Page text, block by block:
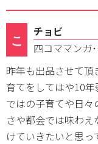
こ
チョビ
四コママンガ
昨年も出品させて
育てをしてはや10
ではの子育てや日々
さや都会では味わ
けていきたいと思っ